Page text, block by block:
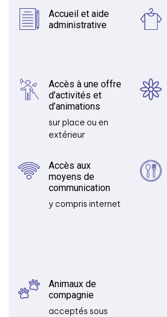
Accueil et aide
administrative
Accès à une offre
d’activités et
d’animations
sur place ou en
extérieur
Accès aux
moyens de
communication
y compris internet
Animaux de
compagnie
acceptés sous